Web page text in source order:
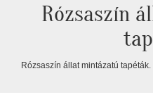
Rózsaszín
Rózsaszín állat mintázatú tapéták.